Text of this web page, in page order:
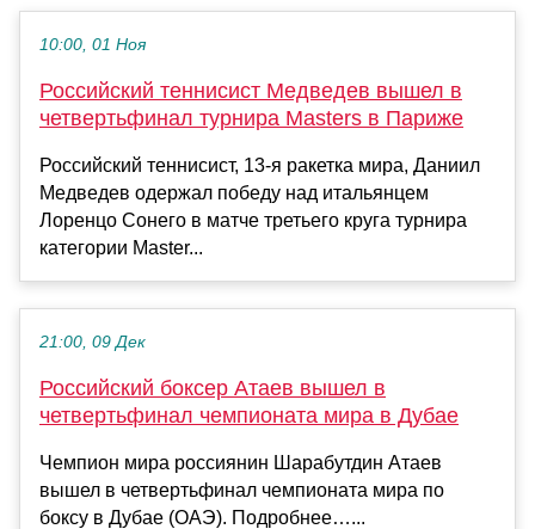
10:00, 01 Ноя
Российский теннисист Медведев вышел в
четвертьфинал турнира Masters в Париже
Российский теннисист, 13-я ракетка мира, Даниил
Медведев одержал победу над итальянцем
Лоренцо Сонего в матче третьего круга турнира
категории Master...
21:00, 09 Дек
Российский боксер Атаев вышел в
четвертьфинал чемпионата мира в Дубае
Чемпион мира россиянин Шарабутдин Атаев
вышел в четвертьфинал чемпионата мира по
боксу в Дубае (ОАЭ). Подробнее…...